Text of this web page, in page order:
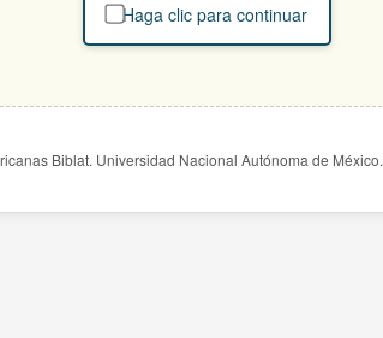
Haga clic para continuar
Biblat. Universidad Nacional Autónoma de México.